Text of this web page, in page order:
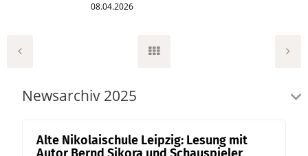
08.04.2026
Newsarchiv 2025
Alte Nikolaischule Leipzig: Lesung mit